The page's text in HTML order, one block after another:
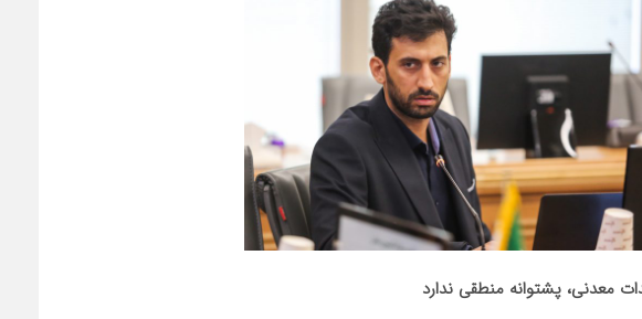
معدنی، پشتوانه منطقی ندارد